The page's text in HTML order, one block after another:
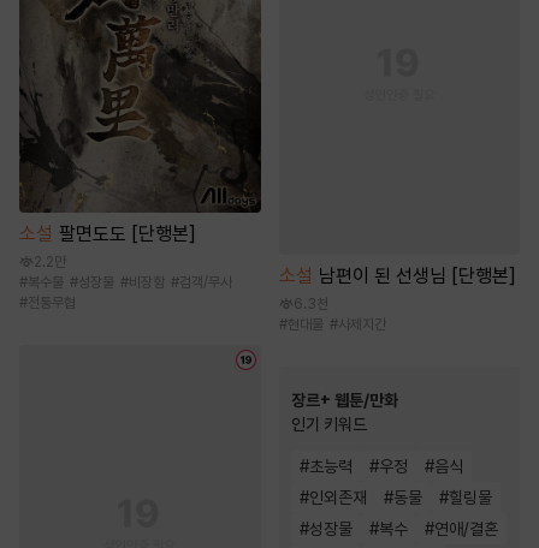
소설 팔면도도 [단행본]
2.2만
#복수물 #성장물 #비장함 #검객/무사
#전통무협
소설 남편이 된 선생님 [단행본]
6.3천
#현대물 #사제지간
장르+ 웹툰/만화
인기 키워드
#초능력 #우정 #음식
#인외존재 #동물 #힐링물
#성장물 #복수 #연애/결혼